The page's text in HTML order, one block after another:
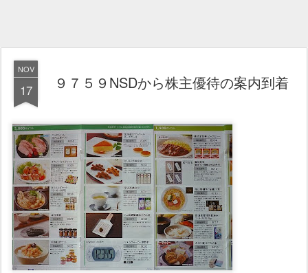
NOV
17 ９７５９NSDから株主優待の案内到着